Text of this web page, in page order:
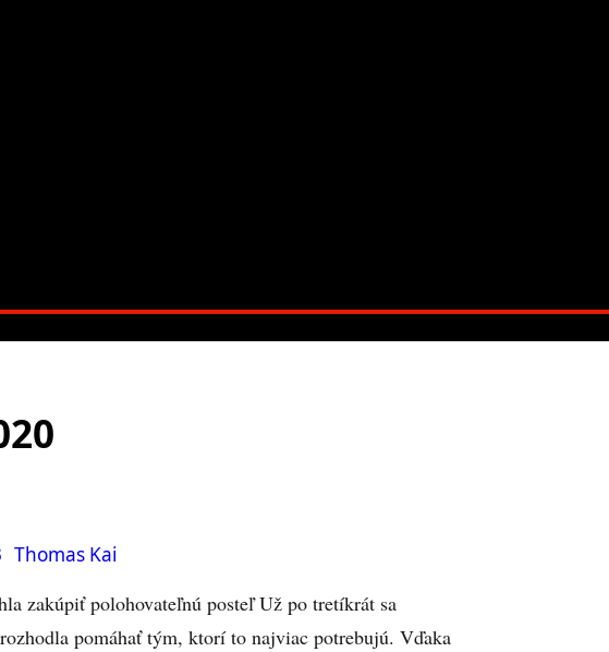
Thomas Kai
zakúpiť polohovateľnú posteľ Už po tretíkrát sa
pomáhať tým, ktorí to najviac potrebujú. Vďaka